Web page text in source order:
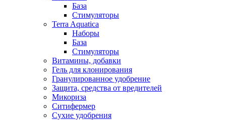
База
Стимуляторы
Terra Aquatica
Наборы
База
Стимуляторы
Витамины, добавки
Гель для клонирования
Гранулированное удобрение
Защита, средства от вредителей
Микориза
Ситифермер
Сухие удобрения